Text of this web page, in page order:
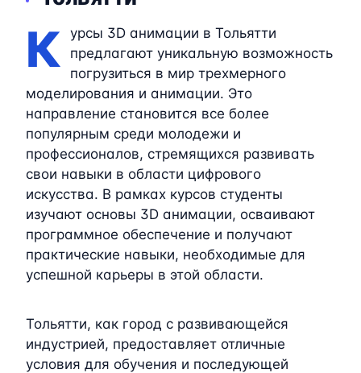
К
урсы 3D анимации в Тольятти
предлагают уникальную возможность
погрузиться в мир трехмерного
моделирования и анимации. Это
направление становится все более
популярным среди молодежи и
профессионалов, стремящихся развивать
свои навыки в области цифрового
искусства. В рамках курсов студенты
изучают основы 3D анимации, осваивают
программное обеспечение и получают
практические навыки, необходимые для
успешной карьеры в этой области.
Тольятти, как город с развивающейся
индустрией, предоставляет отличные
условия для обучения и последующей